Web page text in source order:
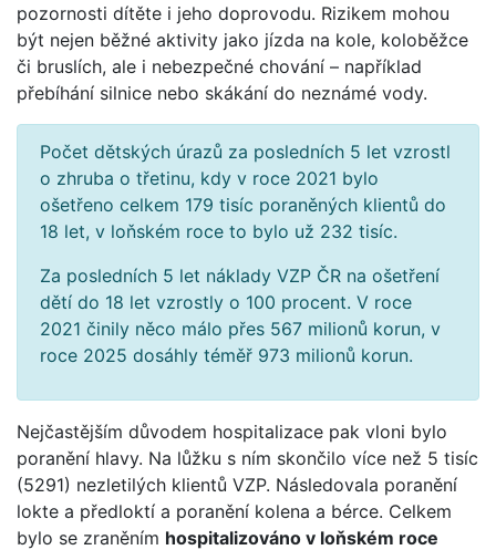
pozornosti dítěte i jeho doprovodu. Rizikem mohou
být nejen běžné aktivity jako jízda na kole, koloběžce
či bruslích, ale i nebezpečné chování – například
přebíhání silnice nebo skákání do neznámé vody.
Počet dětských úrazů za posledních 5 let vzrostl
o zhruba o třetinu, kdy v roce 2021 bylo
ošetřeno celkem 179 tisíc poraněných klientů do
18 let, v loňském roce to bylo už 232 tisíc.
Za posledních 5 let náklady VZP ČR na ošetření
dětí do 18 let vzrostly o 100 procent. V roce
2021 činily něco málo přes 567 milionů korun, v
roce 2025 dosáhly téměř 973 milionů korun.
Nejčastějším důvodem hospitalizace pak vloni bylo
poranění hlavy. Na lůžku s ním skončilo více než 5 tisíc
(5291) nezletilých klientů VZP. Následovala poranění
lokte a předloktí a poranění kolena a bérce. Celkem
bylo se zraněním hospitalizováno v loňském roce